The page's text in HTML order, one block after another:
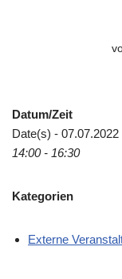
Datum/Zeit
Date(s) - 07.07.2022
14:00 - 16:30
Kategorien
Externe